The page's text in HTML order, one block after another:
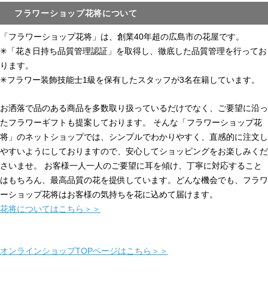
フラワーショップ花将について
「フラワーショップ花将」は、創業40年超の広島市の花屋です。
✳︎「花き日持ち品質管理認証」を取得し、徹底した品質管理を行ってお
ります。
✳︎フラワー装飾技能士1級を保有したスタッフが3名在籍しています。
お洒落で品のある商品を多数取り扱っているだけでなく、ご要望に沿っ
たフラワーギフトも提案しております。 そんな「フラワーショップ花
将」のネットショップでは、シンプルでわかりやすく、直感的に注文し
やすいようにしておりますので、安心してショッピングをお楽しみくだ
さいませ。 お客様一人一人のご要望に耳を傾け、丁寧に対応すること
はもちろん、最高品質の花を提供しています。どんな機会でも、フラワ
ーショップ花将はお客様の気持ちを花に込めて届けます。
花将についてはこちら＞＞
オンラインショップTOPページはこちら＞＞